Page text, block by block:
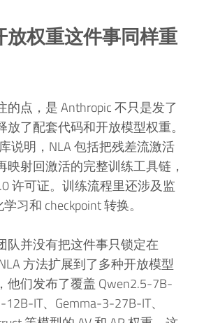
权重这件事同样重
点，是 Anthropic 不只是发了
了配套代码和开放模型权重。
说明，NLA 包括把残差流激活
映射回激活的完整训练工具链，
许可证。训练流程里还涉及监
习和 checkpoint 转换。
队并没有把这件事只锁定在
方法扩展到了多种开放模型
他们发布了覆盖 Qwen2.5-7B-
IT、Gemma-3-27B-IT、